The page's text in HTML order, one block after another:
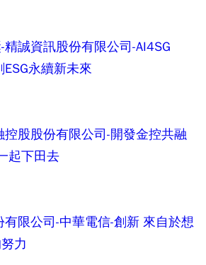
誠資訊股份有限公司-AI4SG
永續新未來
控股股份有限公司-開發金控共融
起下田去
有限公司-中華電信-創新 來自於想
力